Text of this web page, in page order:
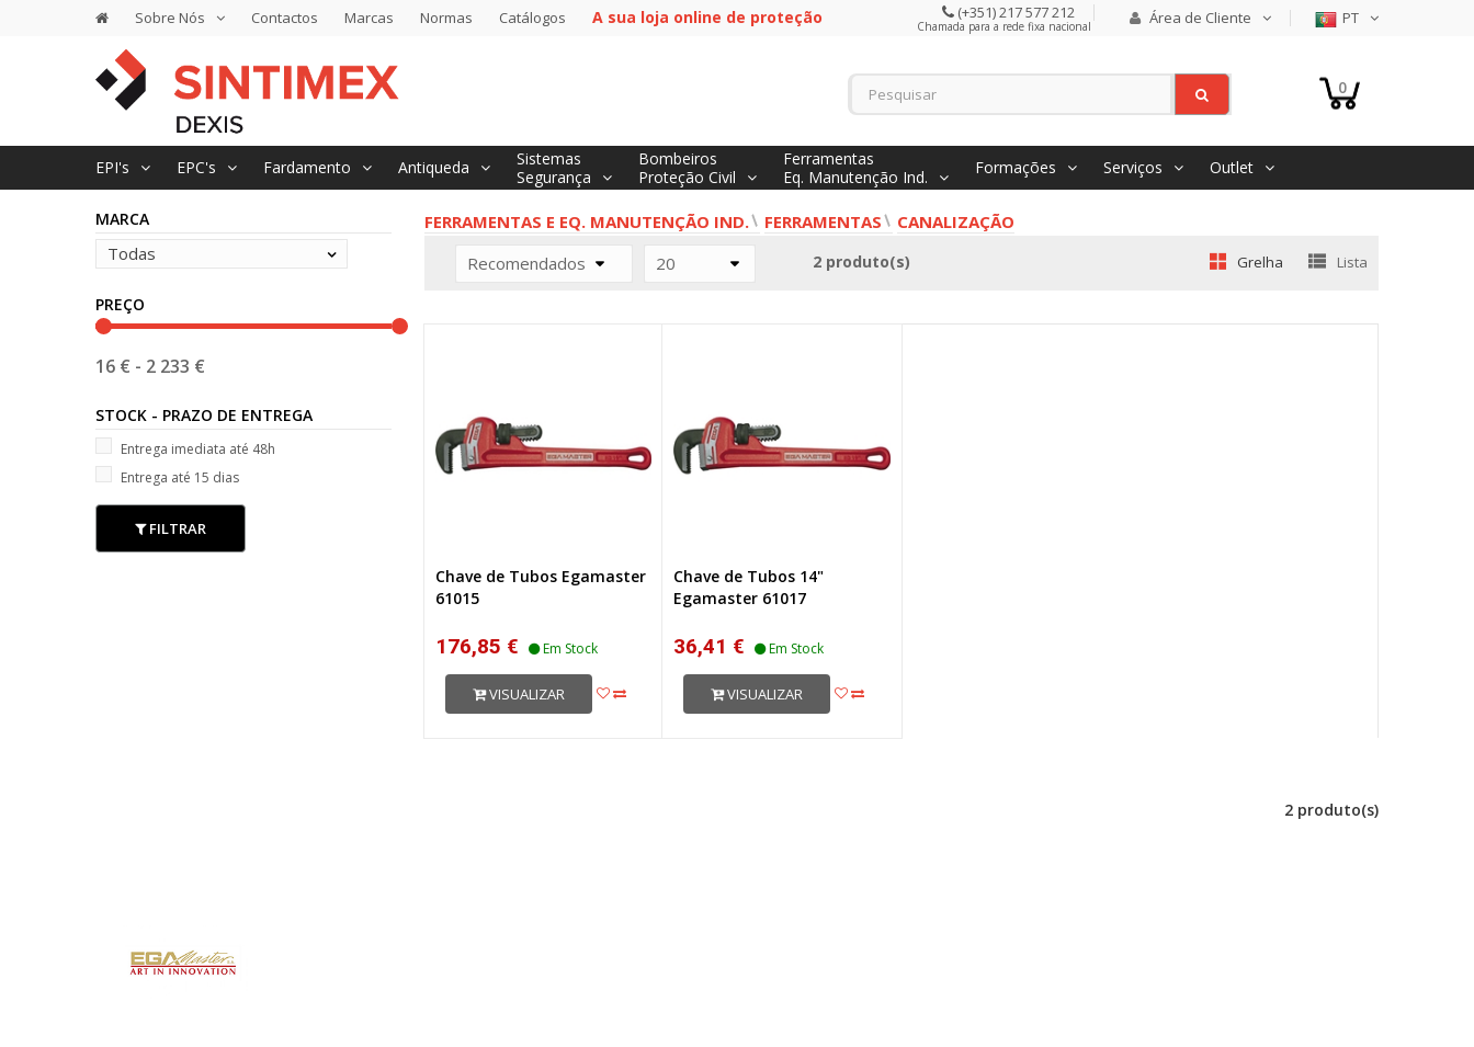
Sobre Nós Contactos Marcas Normas Catálogos A sua loja online de proteção (+351) 217 577 212
Chamada para a rede fixa nacional Área de Cliente PT
0
EPI's EPC's Fardamento Antiqueda
Sistemas
Segurança
Bombeiros
Proteção Civil
Ferramentas
Eq. Manutenção Ind.
Formações Serviços Outlet
FERRAMENTAS E EQ. MANUTENÇÃO IND. FERRAMENTAS
CANALIZAÇÃO
Recomendados
20 2 produto(s) Grelha Lista
Chave de Tubos Egamaster
61015
176,85 € Em Stock
VISUALIZAR
Chave de Tubos 14"
Egamaster 61017
36,41 € Em Stock
VISUALIZAR
2 produto(s)
MARCA
Todas
PREÇO
16 € - 2 233 €
STOCK - PRAZO DE ENTREGA
Entrega imediata até 48h
Entrega até 15 dias
FILTRAR